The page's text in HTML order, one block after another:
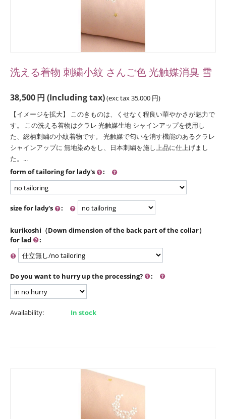
洗える着物 刺繍小紋 さんご色 光触媒消臭 雪
38,500円 (Including tax)(exc tax35,000 円)
【イメージを拡大】 このきものは、くせなく程良い華やかさが魅力で
す。 この洗える着物はクラレ 光触媒生地 シャインアップを使用し
た、総柄刺繍の小紋着物です。 光触媒で匂いを消す機能のあるクラレ
シャインアップに 無地染めをし、日本刺繍を施し上品に仕上げまし
た。...
form of tailoring for lady's
:
size for lady's :
kurikoshi（Down dimension of the back part of the collar）
for lad
:
Do you want to hurry up the processing? :
Availability: In stock